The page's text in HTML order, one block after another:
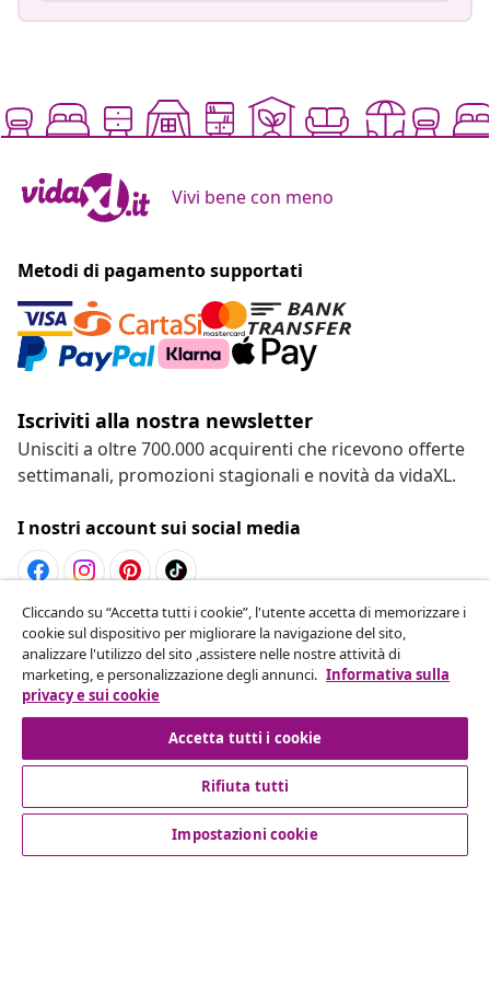
Vivi bene con meno
Metodi di pagamento supportati
Iscriviti alla nostra newsletter
Unisciti a oltre 700.000 acquirenti che ricevono offerte
settimanali, promozioni stagionali e novità da vidaXL.
I nostri account sui social media
Recesso dal contratto
Invia una richiesta di recesso per il tuo ordine.
Recesso dal contratto
Servizio clienti
Cliccando su “Accetta tutti i cookie”, l'utente accetta di memorizzare i
cookie sul dispositivo per migliorare la navigazione del sito,
analizzare l'utilizzo del sito ,assistere nelle nostre attività di
marketing, e personalizzazione degli annunci. Informativa sulla
privacy e sui cookie
Accetta tutti i cookie
Rifiuta tutti
Impostazioni cookie